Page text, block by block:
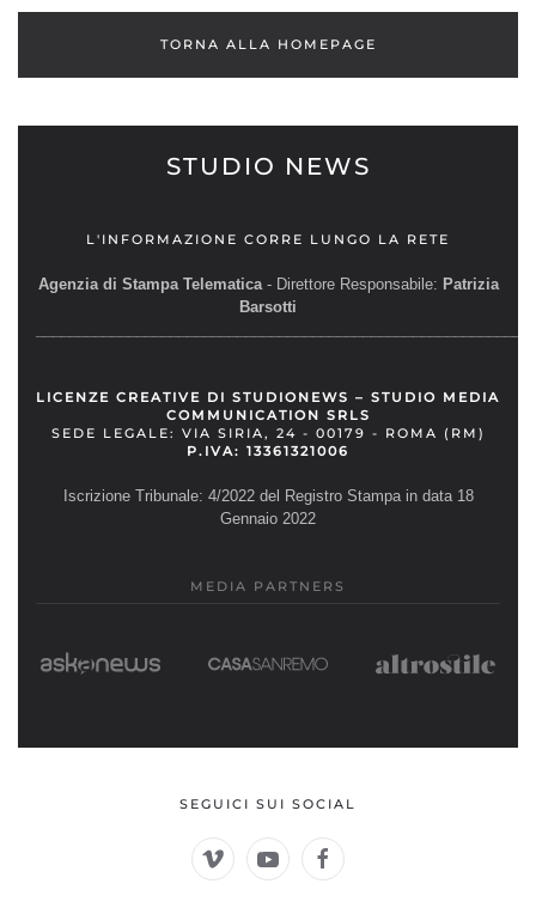
TORNA ALLA HOMEPAGE
STUDIO NEWS
L'INFORMAZIONE CORRE LUNGO LA RETE
Agenzia di Stampa Telematica- Direttore Responsabile: Patrizia
Barsotti
LICENZE CREATIVE DI STUDIONEWS – STUDIO MEDIA
COMMUNICATION SRLS
SEDE LEGALE: VIA SIRIA, 24 - 00179 - ROMA (RM)
P.IVA: 13361321006
Iscrizione Tribunale: 4/2022 del Registro Stampa in data 18
Gennaio 2022
MEDIA PARTNERS
SEGUICI SUI SOCIAL